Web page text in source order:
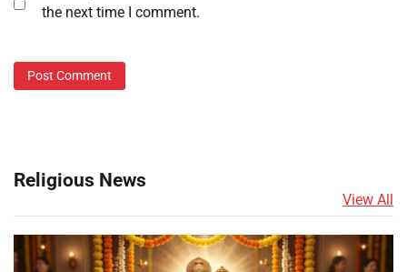
the next time I comment.
Religious News
View All